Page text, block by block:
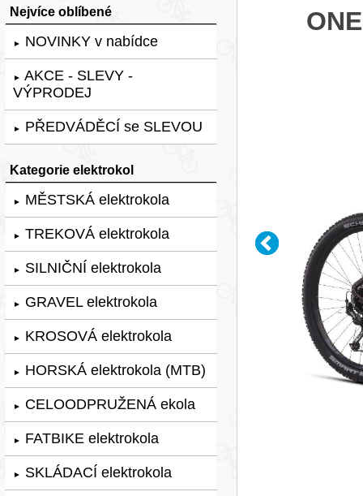
Nejvíce oblíbené
► NOVINKY v nabídce
► AKCE - SLEVY -
VÝPRODEJ
► PŘEDVÁDĚCÍ se SLEVOU
Kategorie elektrokol
► MĚSTSKÁ elektrokola
► TREKOVÁ elektrokola
► SILNIČNÍ elektrokola
► GRAVEL elektrokola
► KROSOVÁ elektrokola
► HORSKÁ elektrokola (MTB)
► CELOODPRUŽENÁ ekola
► FATBIKE elektrokola
► SKLÁDACÍ elektrokola